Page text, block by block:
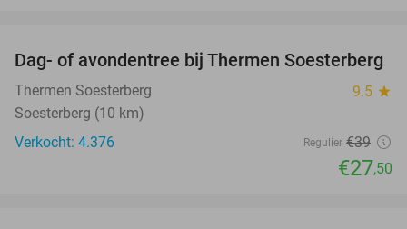
29%
Dag- of avondentree bij Thermen Soesterberg
Thermen Soesterberg 9.5 star
Soesterberg (10 km)
Verkocht: 4.376
Regulier €39
€27,50